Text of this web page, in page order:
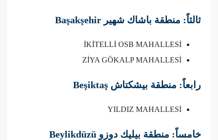
ثالثاً: منطقة باشاك شهير Başakşehir
İKİTELLİ OSB MAHALLESİ
ZİYA GÖKALP MAHALLESİ
رابعاً: منطقة بيشكتاش Beşiktaş
YILDIZ MAHALLESİ
خامساً: منطقة بيليك دوزو Beylikdüzü